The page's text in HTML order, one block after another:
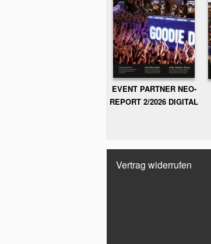
EVENT PARTNER NEO-
REPORT 2/2026 DIGITAL
Vertrag widerrufen